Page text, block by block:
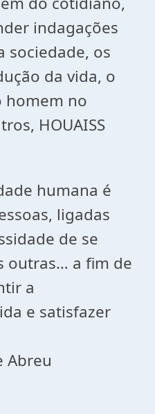
indagações
sociedade, os
da vida, o
homem no
HOUAISS
humana é
ligadas
de se
outras… a fim de
a
e satisfazer
Abreu